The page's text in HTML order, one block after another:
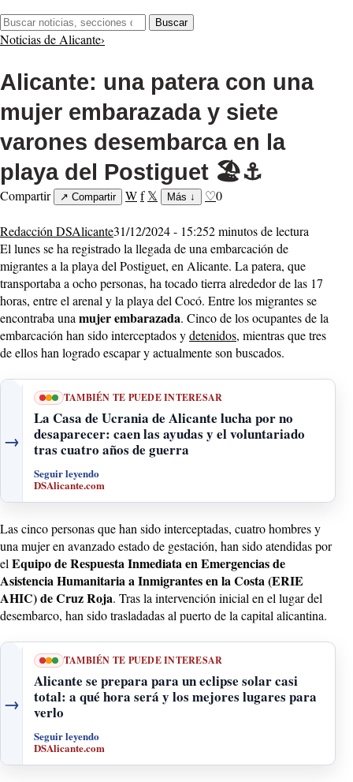
Buscar:
Buscar
Noticias de Alicante›
Alicante: una patera con una
mujer embarazada y siete
varones desembarca en la
playa del Postiguet 🏖️⚓
Compartir ↗ Compartir Wf 𝕏 Más ↓ ♡0
Redacción DSAlicante31/12/2024 - 15:252 minutos de lectura
El lunes se ha registrado la llegada de una embarcación de
migrantes a la playa del Postiguet, en Alicante. La patera, que
transportaba a ocho personas, ha tocado tierra alrededor de las 17
horas, entre el arenal y la playa del Cocó. Entre los migrantes se
encontraba unamujer embarazada. Cinco de los ocupantes de la
embarcación han sido interceptados ydetenidos, mientras que tres
de ellos han logrado escapar y actualmente son buscados.
→
TAMBIÉN TE PUEDE INTERESAR
La Casa de Ucrania de Alicante lucha por no
desaparecer: caen las ayudas y el voluntariado
tras cuatro años de guerra
Seguir leyendo
DSAlicante.com
Las cinco personas que han sido interceptadas, cuatro hombres y
una mujer en avanzado estado de gestación, han sido atendidas por
elEquipo de Respuesta Inmediata en Emergencias de
Asistencia Humanitaria a Inmigrantes en la Costa (ERIE
AHIC) de Cruz Roja. Tras la intervención inicial en el lugar del
desembarco, han sido trasladadas al puerto de la capital alicantina.
→
TAMBIÉN TE PUEDE INTERESAR
Alicante se prepara para un eclipse solar casi
total: a qué hora será y los mejores lugares para
verlo
Seguir leyendo
DSAlicante.com